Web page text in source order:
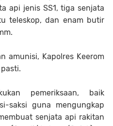
api jenis SS1, tiga senjata
teleskop, dan enam butir
amunisi, Kapolres Keerom
pemeriksaan, baik
saksi guna mengungkap
senjata api rakitan